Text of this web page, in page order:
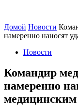
Домой Новости
намеренно наносят
Новости
Командир
намеренно